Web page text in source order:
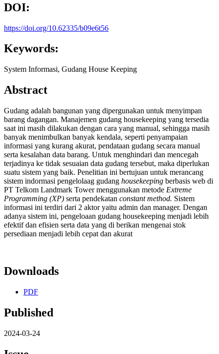
DOI:
https://doi.org/10.62335/b09e6t56
Keywords:
System Informasi, Gudang House Keeping
Abstract
Gudang adalah bangunan yang dipergunakan untuk menyimpan
barang dagangan. Manajemen gudang housekeeping yang tersedia
saat ini masih dilakukan dengan cara yang manual, sehingga masih
banyak menimbulkan banyak kendala, seperti penyampaian
informasi yang kurang akurat, pendataan gudang secara manual
serta kesalahan data barang. Untuk menghindari dan mencegah
terjadinya ke tidak sesuaian data gudang tersebut, maka diperlukan
suatu sistem yang baik. Penelitian ini bertujuan untuk merancang
sistem indormasi pengelolaag gudang housekeeping berbasis web di
PT Telkom Landmark Tower menggunakan metode Extreme
Programming (XP) serta pendekatan constant method. Sistem
informasi ini terdiri dari 2 aktor yaitu admin dan manager. Dengan
adanya sistem ini, pengeloaan gudang housekeeping menjadi lebih
efektif dan efisien serta data yang di berikan mengenai stok
persediaan menjadi lebih cepat dan akurat
Downloads
PDF
Published
2024-03-24